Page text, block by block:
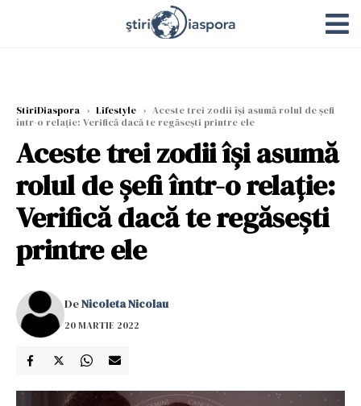
StiriDiaspora › Lifestyle › Aceste trei zodii își asumă rolul de șefi
într-o relație: Verifică dacă te regăsești printre ele
Aceste trei zodii își asumă
rolul de șefi într-o relație:
Verifică dacă te regăsești
printre ele
DeNicoleta Nicolau
20 MARTIE 2022